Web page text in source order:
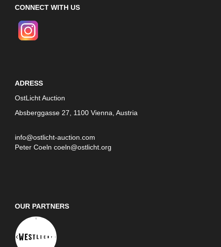
CONNECT WITH US
ADRESS
OstLicht Auction
Absberggasse 27, 1100 Vienna, Austria
info@ostlicht-auction.com
Peter Coeln coeln@ostlicht.org
OUR PARTNERS